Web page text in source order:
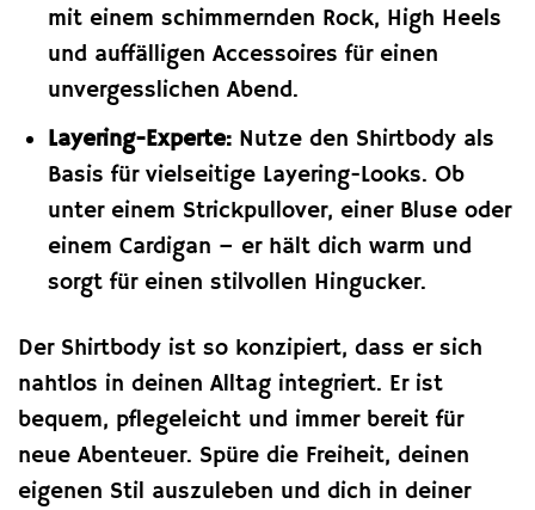
mit einem schimmernden Rock, High Heels
und auffälligen Accessoires für einen
unvergesslichen Abend.
Layering-Experte:Nutze den Shirtbody als
Basis für vielseitige Layering-Looks. Ob
unter einem Strickpullover, einer Bluse oder
einem Cardigan – er hält dich warm und
sorgt für einen stilvollen Hingucker.
Der Shirtbody ist so konzipiert, dass er sich
nahtlos in deinen Alltag integriert. Er ist
bequem, pflegeleicht und immer bereit für
neue Abenteuer. Spüre die Freiheit, deinen
eigenen Stil auszuleben und dich in deiner